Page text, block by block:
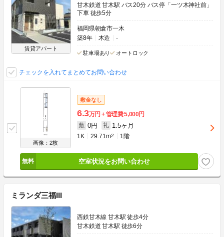
賃貸アパート
甘木鉄道 甘木駅 バス20分 バス停「一ツ木神社前」
下車 徒歩5分
福岡県朝倉市一木
築8年
木造 -
駐車場あり オートロック
チェックを入れてまとめてお問い合わせ
画像：2枚
敷金なし
6.3万円 管理費5,000円
敷 0円 礼 1.5ヶ月
1K 29.71m2 1階
空室状況をお問い合わせ
ミランダ三福III
西鉄甘木線 甘木駅 徒歩4分
甘木鉄道 甘木駅 徒歩6分